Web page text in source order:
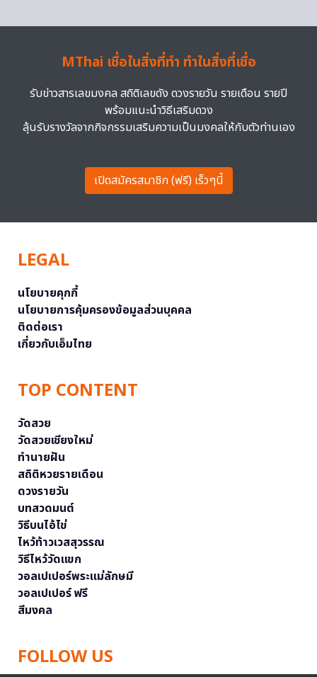
MThai เชื่อในสิ่งที่ทำ ทำในสิ่งที่เชื่อ
รับข่าวสารเลขมงคล สถิติเลขดัง ดวงรายวัน รายเดือน รายปี
พร้อมแนะนำวิธีเสริมดวง
ลุ้นรับรางวัลจากกิจกรรมเสริมความเป็นมงคลให้กับตัวท่านเอง
เปิดสมัครสมาชิก (ฟรี) เร็วๆนี้
LEGAL
นโยบายคุกกี้
นโยบายการคุ้มครองข้อมูลส่วนบุคคล
ติดต่อเรา
เกี่ยวกับเอ็มไทย
TOP CONTENT
วัดสวย
วัดสวยเชียงใหม่
ทำนายฝัน
สถิติหวยรายเดือน
ดวงรายวัน
บทสวดมนต์
วิธีบนไอ้ไข่
ไหว้ท้าวเวสสุวรรณ
วิธีไหว้วัดแขก
วอลเปเปอร์พระแม่ลักษมี
วอลเปเปอร์ ฟรี
สีมงคล
FOLLOW US